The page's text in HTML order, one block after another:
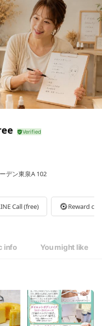
デン東泉A 102
Call (free) Reward
info You might like